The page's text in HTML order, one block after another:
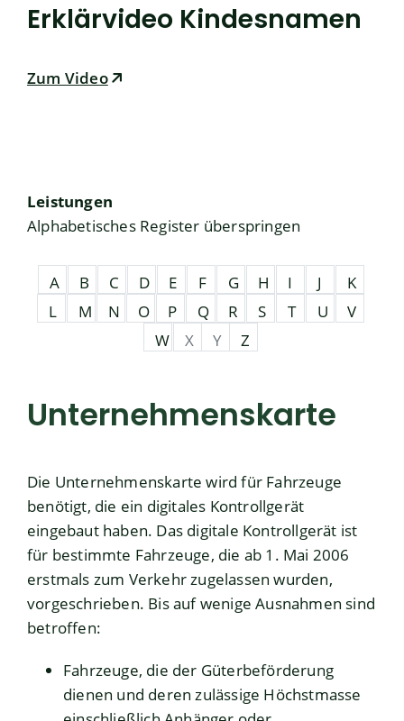
Erklärvideo Kindesnamen
Zum Video
Leistungen
Alphabetisches Register überspringen
A B C D E F G H I J
K
L
M N O P Q R S T U
V
W
X Y Z
Unternehmenskarte
Die Unternehmenskarte wird für Fahrzeuge
benötigt, die ein digitales Kontrollgerät
eingebaut haben. Das digitale Kontrollgerät ist
für bestimmte Fahrzeuge, die ab 1. Mai 2006
erstmals zum Verkehr zugelassen wurden,
vorgeschrieben. Bis auf wenige Ausnahmen sind
betroffen:
Fahrzeuge, die der Güterbeförderung
dienen und deren zulässige Höchstmasse